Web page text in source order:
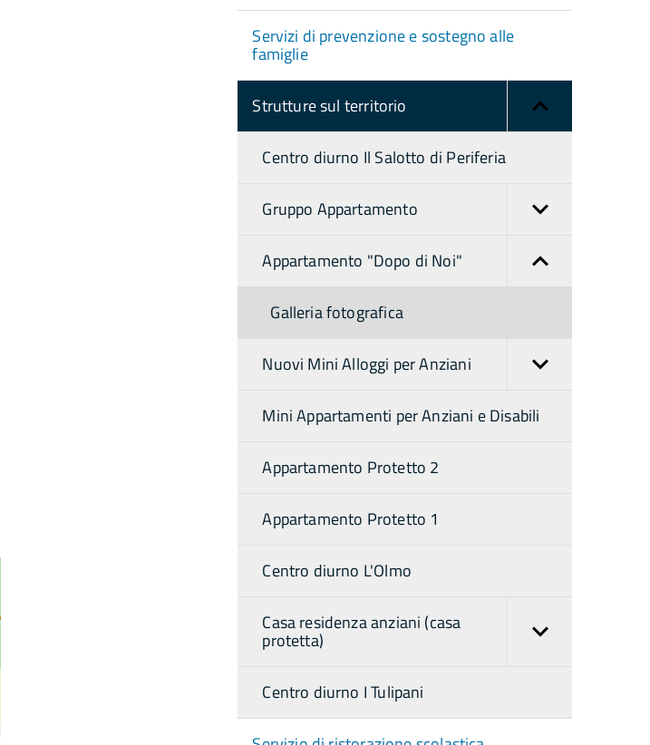
Servizi di prevenzione e sostegno alle
famiglie
Strutture sul territorio
Centro diurno Il Salotto di Periferia
Gruppo Appartamento
Appartamento "Dopo di Noi"
Galleria fotografica
Nuovi Mini Alloggi per Anziani
Mini Appartamenti per Anziani e Disabili
Appartamento Protetto 2
Appartamento Protetto 1
Centro diurno L'Olmo
Casa residenza anziani (casa
protetta)
Centro diurno I Tulipani